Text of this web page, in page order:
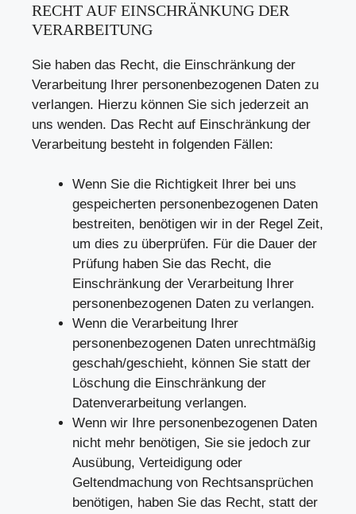
RECHT AUF EINSCHRÄNKUNG DER
VERARBEITUNG
Sie haben das Recht, die Einschränkung der
Verarbeitung Ihrer personenbezogenen Daten zu
verlangen. Hierzu können Sie sich jederzeit an
uns wenden. Das Recht auf Einschränkung der
Verarbeitung besteht in folgenden Fällen:
Wenn Sie die Richtigkeit Ihrer bei uns
gespeicherten personenbezogenen Daten
bestreiten, benötigen wir in der Regel Zeit,
um dies zu überprüfen. Für die Dauer der
Prüfung haben Sie das Recht, die
Einschränkung der Verarbeitung Ihrer
personenbezogenen Daten zu verlangen.
Wenn die Verarbeitung Ihrer
personenbezogenen Daten unrechtmäßig
geschah/geschieht, können Sie statt der
Löschung die Einschränkung der
Datenverarbeitung verlangen.
Wenn wir Ihre personenbezogenen Daten
nicht mehr benötigen, Sie sie jedoch zur
Ausübung, Verteidigung oder
Geltendmachung von Rechtsansprüchen
benötigen, haben Sie das Recht, statt der